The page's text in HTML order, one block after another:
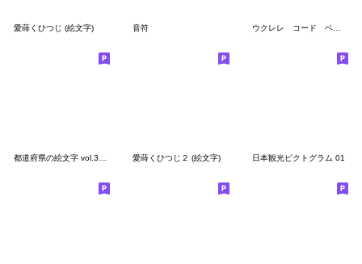
愛蒔くひつじ (絵文字) 音符 ウクレレ コード ベーシック
都道府県の絵文字 vol.3（3/3） 愛蒔くひつじ２ (絵文字) 日本観光ピクトグラム 01